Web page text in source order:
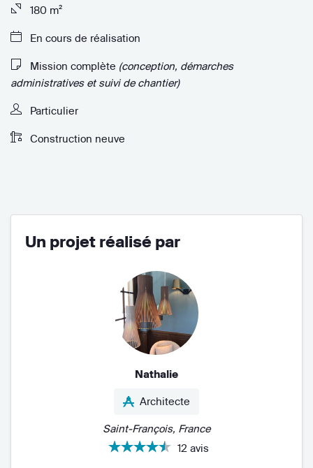
180 m²
En cours de réalisation
Mission complète (conception, démarches
administratives et suivi de chantier)
Particulier
Construction neuve
Un projet réalisé par
Nathalie
Architecte
Saint-François, France
12 avis